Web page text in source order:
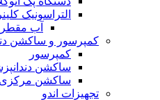
التراسونیک کلینر
آب
کمپرسور و ساکشن
کمپرسور
ساکشن
ساکشن مرکزی
تجهیزات اندو